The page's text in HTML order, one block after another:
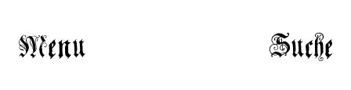
Menu Suche